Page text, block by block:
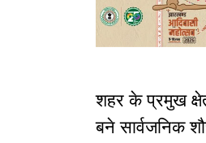
शहर के प्रमुख
बने सार्वजनिक